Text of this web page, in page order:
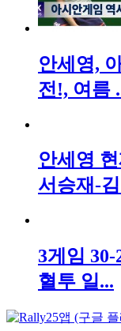
안세영,
전!, 여름
안세영
서승재-
3게임
혈투 일...